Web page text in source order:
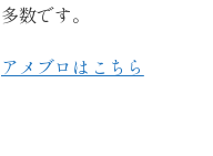
多数です。
アメブロはこちら